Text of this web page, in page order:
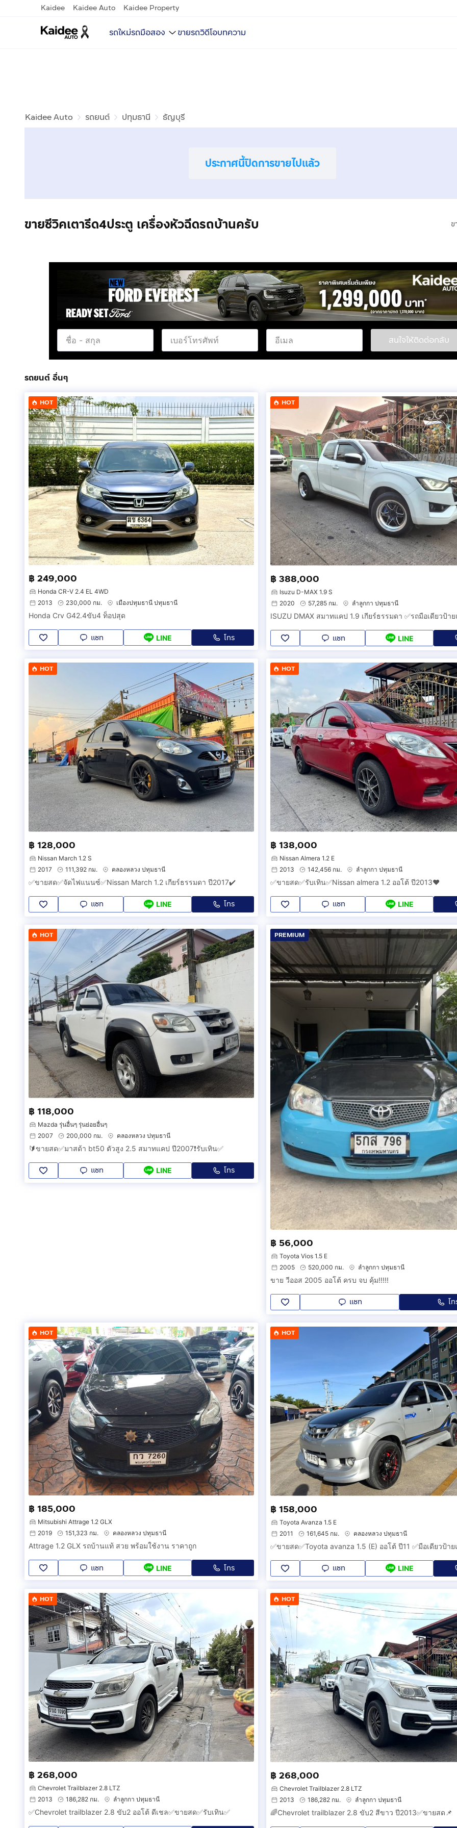
Kaidee Kaidee Auto Kaidee Property
รถใหม่รถมือสอง ขายรถวิดีโอบทความ
Kaidee Auto รถยนต์ ปทุมธานี ธัญบุรี
ประกาศนี้ปิดการขายไปแล้ว
ข
ขายซีวิคเตารีด4ประตู เครื่องหัวฉีดรถบ้านครับ
สนใจให้ติดต่อกลับ
รถยนต์ อื่นๆ
HOT
฿ 249,000
Honda CR-V 2.4 EL 4WD
2013
230,000 กม. เมืองปทุมธานี ปทุมธานี
Honda Crv G42.4ขับ4 ท็อปสุด
แชท LINE โทร
HOT
฿ 388,000
Isuzu D-MAX 1.9 S
2020
57,285 กม. ลำลูกกา ปทุมธานี
แชท LINE
HOT
฿ 128,000
Nissan March 1.2 S
2017
111,392 กม. คลองหลวง ปทุมธานี
✅ขายสด✅จัดไฟแนนซ์✅Nissan March 1.2 เกียร์ธรรมดา ปี2017✔️
แชท LINE โทร
HOT
฿ 138,000
Nissan Almera 1.2 E
2013
142,456 กม. ลำลูกกา ปทุมธานี
✅ขายสด✅รับเทิน✅Nissan almera 1.2 ออโต้ ปี2013❤️
แชท LINE
HOT
฿ 118,000
Mazda รุ่นอื่นๆ รุ่นย่อยอื่นๆ
2007
200,000 กม. คลองหลวง ปทุมธานี
🔰ขายสด✅มาสด้า bt50 ตัวสูง 2.5 สมาทแคป ปี2007❗️รับเทิน✅
แชท LINE โทร
PREMIUM
฿ 56,000
Toyota Vios 1.5 E
2005
520,000 กม. ลำลูกกา ปทุมธานี
ขาย วีออส 2005 ออโต้ ครบ จบ คุ้ม!!!!!
แชท โ
HOT
฿ 185,000
Mitsubishi Attrage 1.2 GLX
2019
151,323 กม. คลองหลวง ปทุมธานี
Attrage 1.2 GLX รถบ้านแท้ สวย พร้อมใช้งาน ราคาถูก
แชท LINE โทร
HOT
฿ 158,000
Toyota Avanza 1.5 E
2011
161,645 กม. คลองหลวง ปทุมธานี
✅ขายสด✅Toyota avanza 1.5 (E) ออโต้ ปี11 ✅มือเดียวป้าย
แชท LINE
HOT
฿ 268,000
Chevrolet Trailblazer 2.8 LTZ
2013
186,282 กม. ลำลูกกา ปทุมธานี
✅Chevrolet trailblazer 2.8 ขับ2 ออโต้ ดีเชล✅ขายสด✅รับเทิน✅
HOT
฿ 268,000
Chevrolet Trailblazer 2.8 LTZ
2013
186,282 กม. ลำลูกกา ปทุมธานี
🌈Chevrolet trailblazer 2.8 ขับ2 สีขาว ปี2013✅ขายสด📌